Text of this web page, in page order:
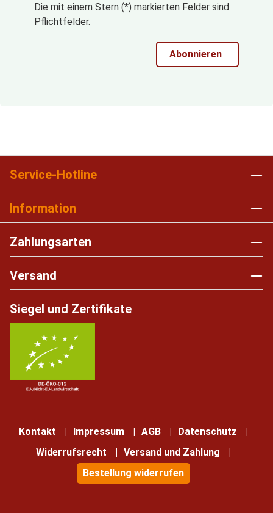
Die mit einem Stern (*) markierten Felder sind
Pflichtfelder.
Abonnieren
Service-Hotline
Information
Zahlungsarten
Versand
Siegel und Zertifikate
Kontakt Impressum AGB
Datenschutz
Widerrufsrecht
Versand und Zahlung
Bestellung widerrufen